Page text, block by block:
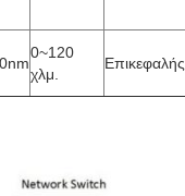
0~120
χλμ.
Επικεφαλής